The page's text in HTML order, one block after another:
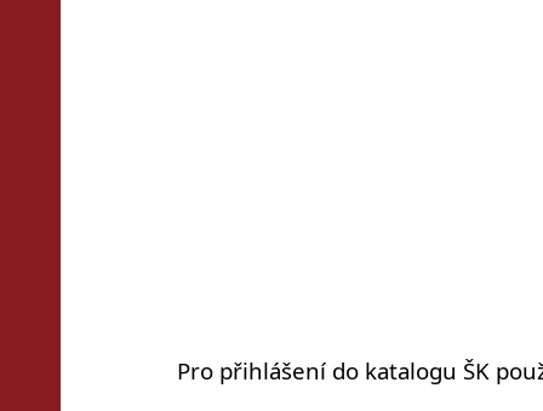
Pro přihlášení do katalogu ŠK